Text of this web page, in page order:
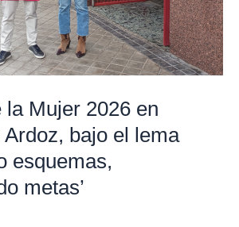
la Mujer 2026 en
Ardoz, bajo el lema
esquemas,
metas’